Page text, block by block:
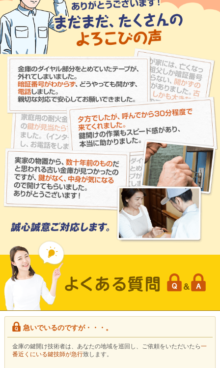
急いでいるのですが・・・。
金庫の鍵開け技術者は、あなたの地域を巡回し、ご依頼をいただいたら一
番近くにいる鍵技師が急行致します。